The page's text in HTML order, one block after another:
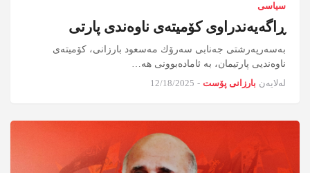
سیاسی
ڕاگەیەندراوی کۆمیتەی ناوەندی پارتی
بەسەرپەرشتی جەنابی سەرۆك مه‌سعود بارزانی، كۆمیتەی
ناوەندیی پارتیمان، بە ئامادەبوونى هە…
لەلایەن بارزانی پۆست -
12/18/2025